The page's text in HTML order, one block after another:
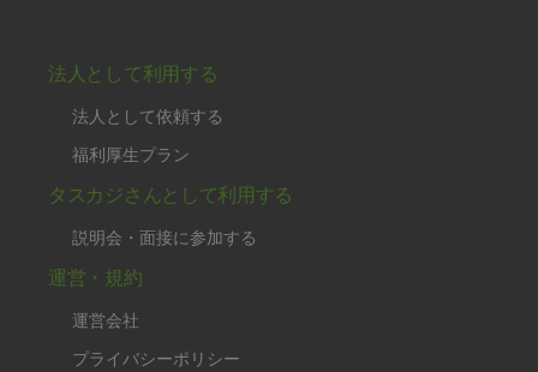
法人として利用する
法人として依頼する
福利厚生プラン
タスカジさんとして利用する
説明会・面接に参加する
運営・規約
運営会社
プライバシーポリシー